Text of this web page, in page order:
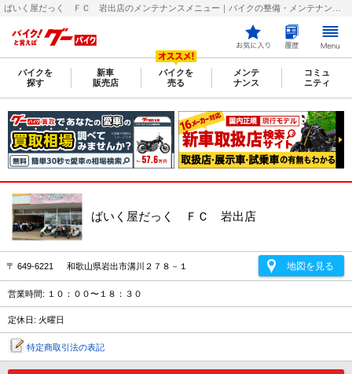
バイクを
探す
新車
販売店
バイクを
売る
メンテ
ナンス
コミュ
ニティ
ばいく屋だっく ＦＣ 岩出店
〒 649-6221 和歌山県岩出市溝川２７８－１ 地図を見る
営業時間: １０：００〜１８：３０
定休日: 火曜日
特定商取引法の表記